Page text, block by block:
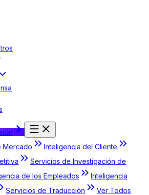
Mercado
Inteligencia del Cliente
Servicios de Investigación de
de los Empleados
Inteligencia
Servicios de Traducción
Ver Todos